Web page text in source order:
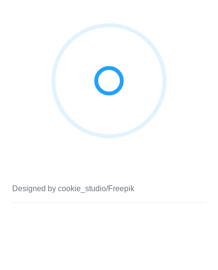
Designed by cookie_studio/Freepik